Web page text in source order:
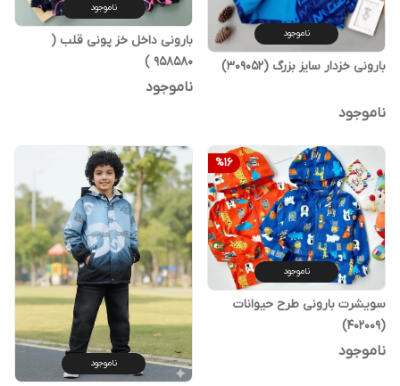
ناموجود
بارونی خزدار سایز بزرگ (309052)
ناموجود
ناموجود
بارونی داخل خز پونی قلب (
958580 )
ناموجود
%16
ناموجود
سویشرت بارونی طرح حیوانات
(402009)
ناموجود
ناموجود